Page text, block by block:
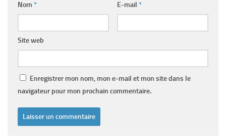
Nom * E-mail *
Site web
Enregistrer mon nom, mon e-mail et mon site dans le
navigateur pour mon prochain commentaire.